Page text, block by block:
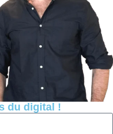
du digital !